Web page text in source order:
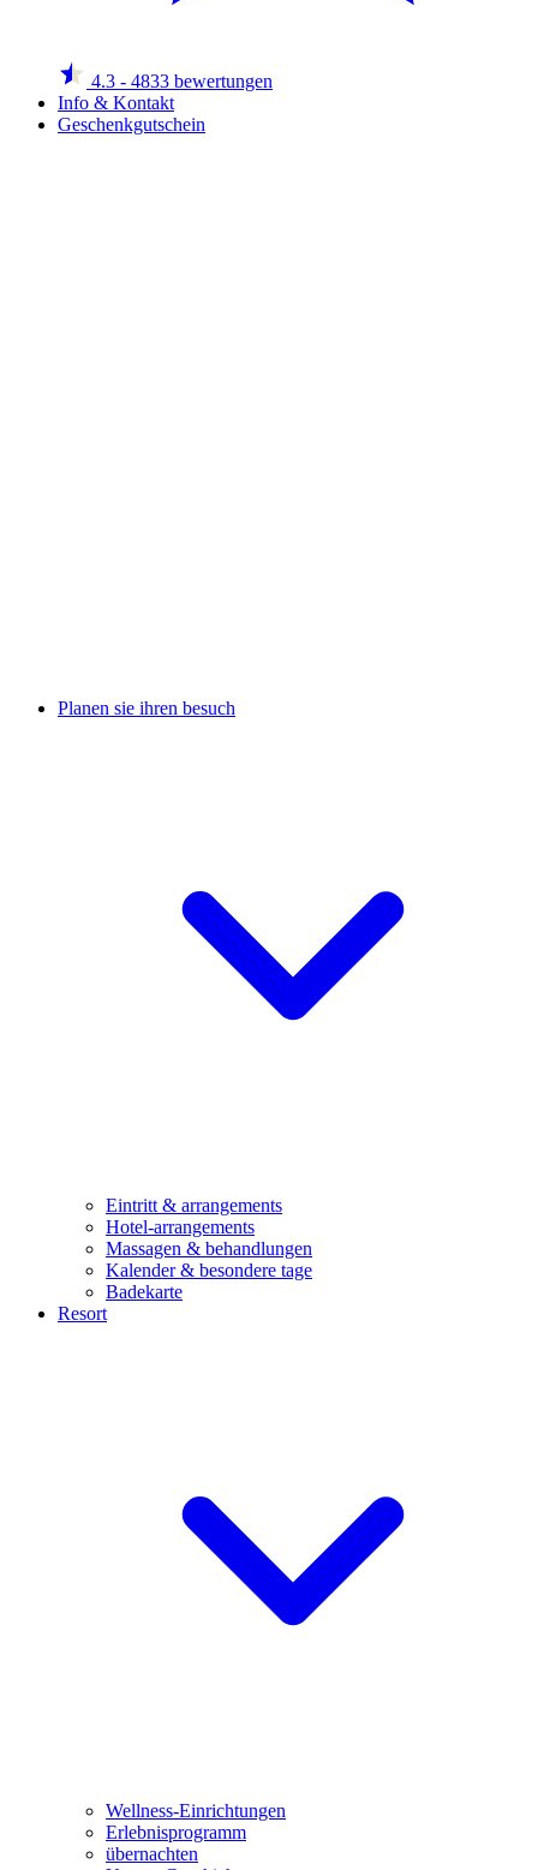
4.3 - 4833 bewertungen
Info & Kontakt
Geschenkgutschein
Planen sie ihren besuch
Eintritt & arrangements
Hotel-arrangements
Massagen & behandlungen
Kalender & besondere tage
Badekarte
Resort
Wellness-Einrichtungen
Erlebnisprogramm
übernachten